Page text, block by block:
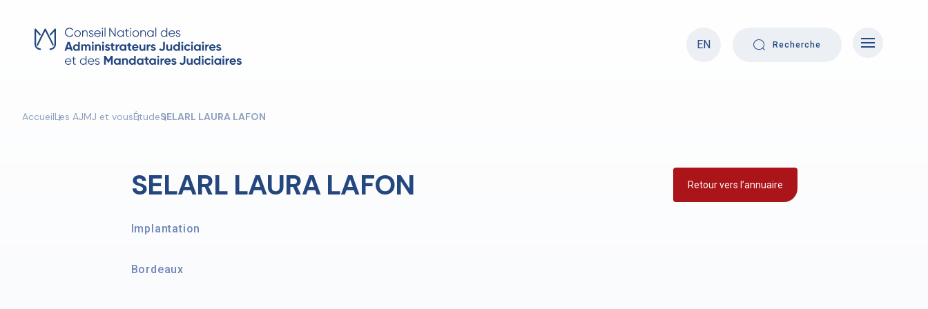
content
EN
Recherche
AccueilLes AJMJ et vousÉtudeSELARL LAURA LAFON
SELARL LAURA LAFON Retour vers l’annuaire
Implantation
Bordeaux